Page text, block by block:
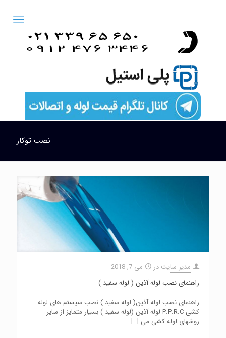
نصب توکار
مدیر سایت در
می 7, 2018
راهنمای نصب لوله آذین ( لوله سفید )
راهنمای نصب لوله آذین( لوله سفید ) نصب سیستم های لوله
کشی P.P.R.C لوله آذین (لوله سفید ) بسیار متمایز از سایر
روشهای لوله کشی می […]